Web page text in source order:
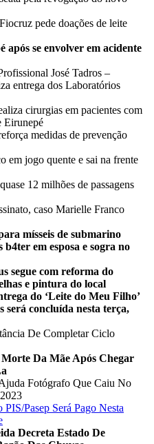
pede doações de leite
após se envolver em acidente
José Tadros –
entrega dos Laboratórios
cirurgias em pacientes com
Eirunepé
medidas de prevenção
em jogo quente e sai na frente
12 milhões de passagens
caso Marielle Franco
mísseis de submarino
b4ter em esposa e sogra no
segue com reforma do
e pintura do local
do ‘Leite do Meu Filho’
será concluída nesta terça,
De Completar Ciclo
Da Mãe Após Chegar
Fotógrafo Que Caiu No
Pasep Será Pago Nesta
Decreta Estado De